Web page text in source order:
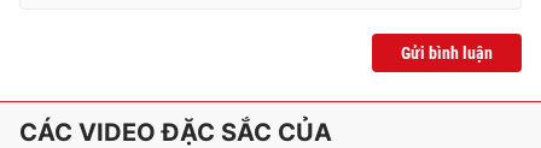
Gửi bình luận
CÁC VIDEO ĐẶC SẮC CỦA